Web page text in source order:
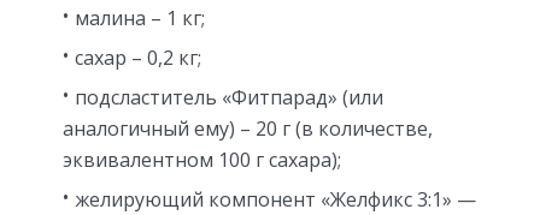
малина – 1 кг;
сахар – 0,2 кг;
подсластитель «Фитпарад» (или
аналогичный ему) – 20 г (в количестве,
эквивалентном 100 г сахара);
желирующий компонент «Желфикс 3:1» —